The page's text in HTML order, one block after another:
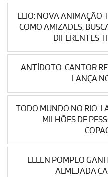
ELIO: NOVA ANIMAÇÃO
COMO AMIZADES,
DIFERENTES
ANTÍDOTO: CANTOR
LANÇA
TODO MUNDO NO RIO:
MILHÕES DE
ELLEN POMPEO
ALMEJADA